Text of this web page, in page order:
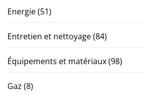
Energie(51)
Entretien et nettoyage(84)
Équipements et matériaux(98)
Gaz (8)